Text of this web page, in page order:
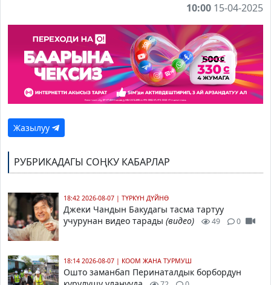
10:00 15-04-2025
Жазылуу
РУБРИКАДАГЫ СОҢКУ КАБАРЛАР
18:42 2026-08-07 | ТҮРКҮН ДҮЙНӨ
Джеки Чандын Бакудагы тасма тартуу
учурунан видео тарады(видео) 49 0
18:14 2026-08-07 | КООМ ЖАНА ТУРМУШ
Ошто заманбап Перинаталдык борбордун